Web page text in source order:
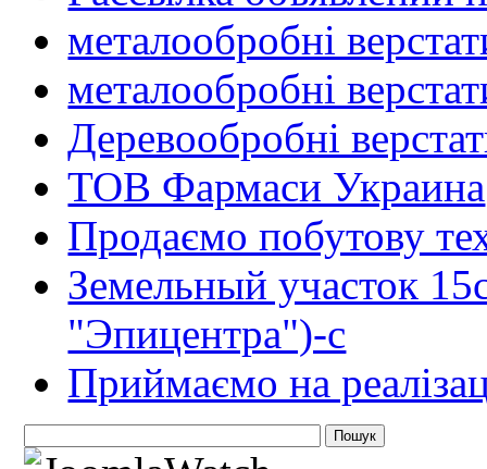
металообробні
металообробні
Деревообробні
ТОВ Фармаси Украина
Продаємо побутову
Земельный участок
"Эпицентра")-с
Приймаємо на